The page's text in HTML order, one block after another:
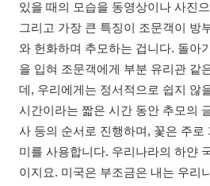
있을 때의 모습을 동영상이나 사진
그리고 가장 큰 특징이 조문객이 방
와 헌화하며 추모하는 겁니다. 돌아
을 입혀 조문객에게 부분 유리관 같
데, 우리에게는 정서적으로 쉽지 않
시간이라는 짧은 시간 동안 추모의
사 등의 순서로 진행하며, 꽃은 주로
미를 사용합니다. 우리나라의 하얀
이지요. 미국은 부조금은 내는 우리